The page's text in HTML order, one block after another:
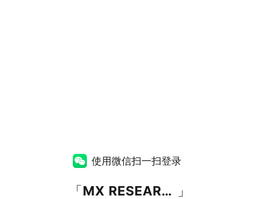
使用微信扫一扫登录
「 MX RESEARCH 」